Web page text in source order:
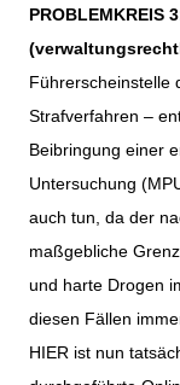
Führerscheinstelle
Strafverfahren –
Beibringung einer
Untersuchung
auch tun, da der
maßgebliche
und harte Drogen
diesen Fällen
HIER ist nun